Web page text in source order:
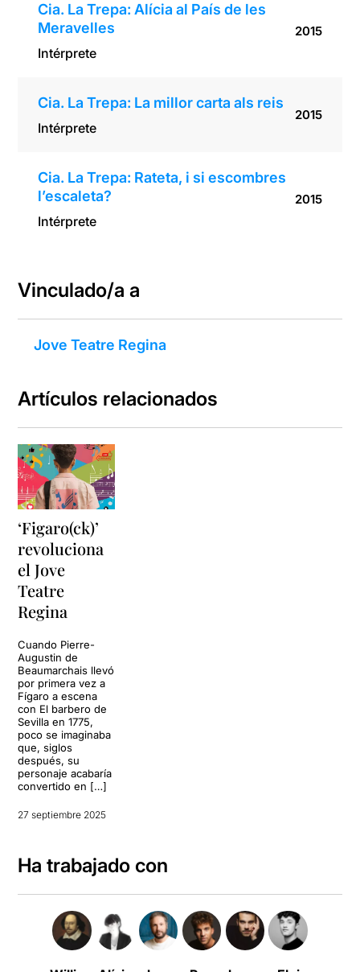
Cia. La Trepa: Alícia al País de les
Meravelles
Intérprete
2015
Cia. La Trepa: La millor carta als reis
Intérprete
2015
Cia. La Trepa: Rateta, i si escombres
l’escaleta?
Intérprete
2015
Vinculado/a a
Jove Teatre Regina
Artículos relacionados
‘Figaro(ck)’
revoluciona
el Jove
Teatre
Regina
Cuando Pierre-
Augustin de
Beaumarchais llevó
por primera vez a
Fígaro a escena
con El barbero de
Sevilla en 1775,
poco se imaginaba
que, siglos
después, su
personaje acabaría
convertido en […]
27 septiembre 2025
Ha trabajado con